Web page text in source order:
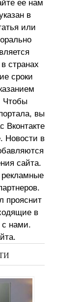
ее нам
в
или
странах
сроки
Чтобы
вы
Вконтакте
Новости в
сайта.
рекламные
прояснит
в
нами.